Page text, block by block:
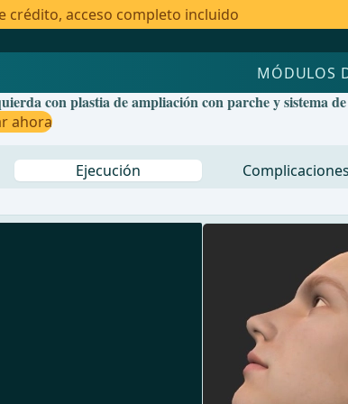
crédito, acceso completo incluido
MÓDULOS
con plastia de ampliación con parche y sistema
ahora
Ejecución Complicaciones